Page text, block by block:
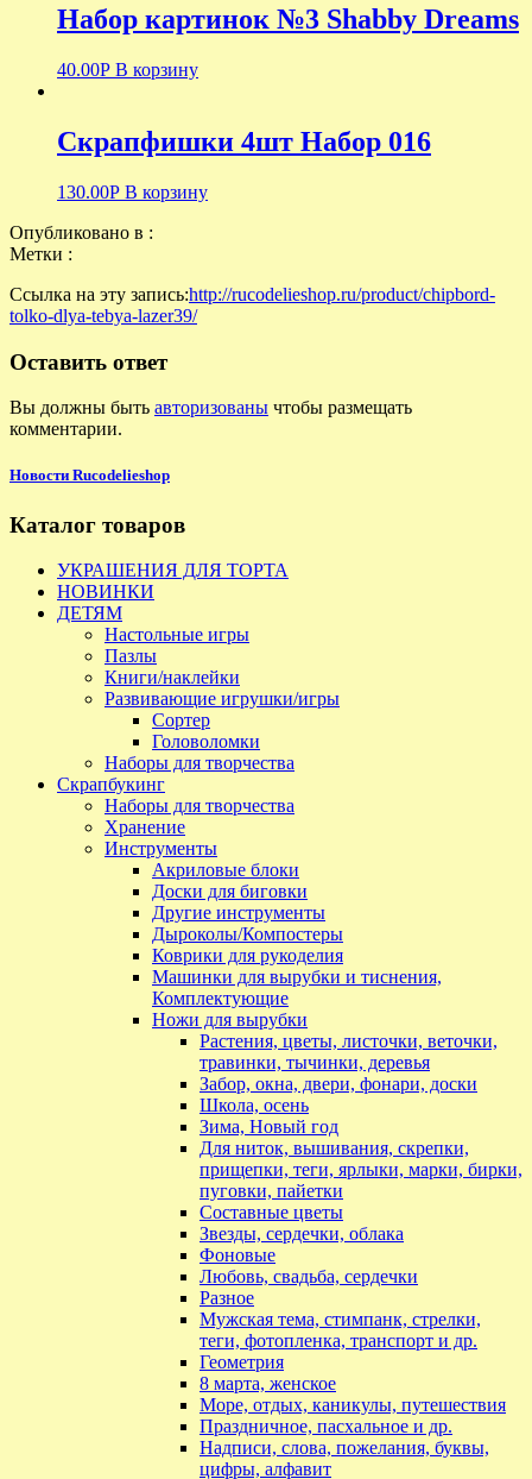
Набор картинок №3 Shabby Dreams
40.00Р В корзину
Скрапфишки 4шт Набор 016
130.00Р В корзину
Опубликовано в :
Метки :
Ссылка на эту запись:http://rucodelieshop.ru/product/chipbord-
tolko-dlya-tebya-lazer39/
Оставить ответ
Вы должны быть авторизованы чтобы размещать
комментарии.
Новости Rucodelieshop
Каталог товаров
УКРАШЕНИЯ ДЛЯ ТОРТА
НОВИНКИ
ДЕТЯМ
Настольные игры
Пазлы
Книги/наклейки
Развивающие игрушки/игры
Сортер
Головоломки
Наборы для творчества
Скрапбукинг
Наборы для творчества
Хранение
Инструменты
Акриловые блоки
Доски для биговки
Другие инструменты
Дыроколы/Компостеры
Коврики для рукоделия
Машинки для вырубки и тиснения,
Комплектующие
Ножи для вырубки
Растения, цветы, листочки, веточки,
травинки, тычинки, деревья
Забор, окна, двери, фонари, доски
Школа, осень
Зима, Новый год
Для ниток, вышивания, скрепки,
прищепки, теги, ярлыки, марки, бирки,
пуговки, пайетки
Составные цветы
Звезды, сердечки, облака
Фоновые
Любовь, свадьба, сердечки
Разное
Мужская тема, стимпанк, стрелки,
теги, фотопленка, транспорт и др.
Геометрия
8 марта, женское
Море, отдых, каникулы, путешествия
Праздничное, пасхальное и др.
Надписи, слова, пожелания, буквы,
цифры, алфавит